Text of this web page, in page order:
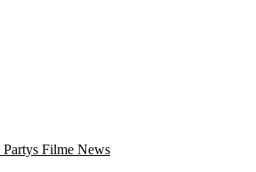
Partys Filme News